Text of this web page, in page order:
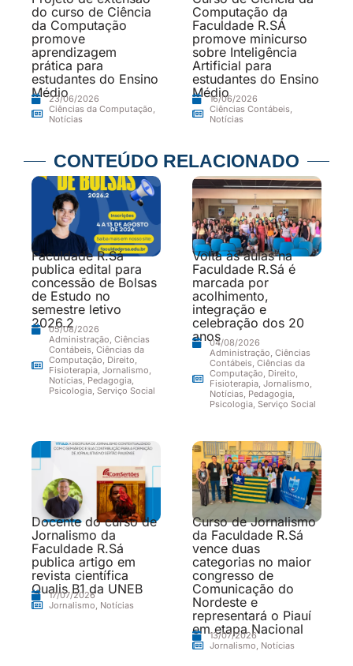
do curso de Ciência
da Computação
promove
aprendizagem
prática para
estudantes do Ensino
Médio23/06/2026
Ciências da Computação,
Notícias
Computação da
Faculdade R.SÁ
promove minicurso
sobre Inteligência
Artificial para
estudantes do Ensino
Médio16/06/2026
Ciências Contábeis,
Notícias
CONTEÚDO RELACIONADO
Faculdade R.Sá
publica edital para
concessão de Bolsas
de Estudo no
semestre letivo
2026.2
05/08/2026
Administração, Ciências
Contábeis, Ciências da
Computação, Direito,
Fisioterapia, Jornalismo,
Notícias, Pedagogia,
Psicologia, Serviço Social
Volta às aulas na
Faculdade R.Sá é
marcada por
acolhimento,
integração e
celebração dos 20
anos04/08/2026
Administração, Ciências
Contábeis, Ciências da
Computação, Direito,
Fisioterapia, Jornalismo,
Notícias, Pedagogia,
Psicologia, Serviço Social
Docente do curso de
Jornalismo da
Faculdade R.Sá
publica artigo em
revista científica
Qualis B1 da UNEB
17/07/2026
Jornalismo, Notícias
Curso de Jornalismo
da Faculdade R.Sá
vence duas
categorias no maior
congresso de
Comunicação do
Nordeste e
representará o Piauí
em etapa Nacional
13/07/2026
Jornalismo, Notícias